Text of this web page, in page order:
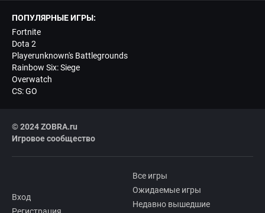
ПОПУЛЯРНЫЕ ИГРЫ:
Fortnite
Dota 2
Playerunknown's Battlegrounds
Rainbow Six: Siege
Overwatch
CS: GO
© 2024 ZOBRA.ru
Игровое сообщество
Вход
Все игры
Ожидаемые игры
Недавно вышедшие